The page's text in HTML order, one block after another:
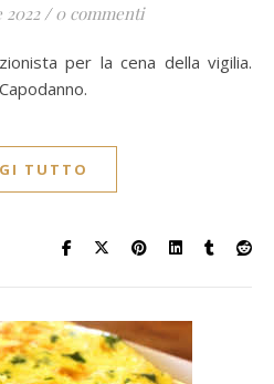
2022 / 0 commenti
TUTTO